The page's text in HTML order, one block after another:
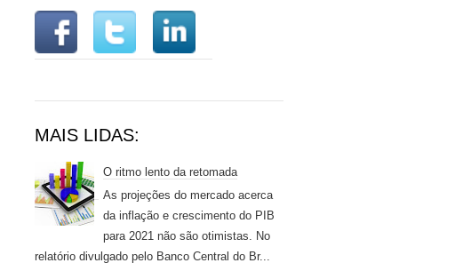
MAIS LIDAS:
O ritmo lento da retomada
As projeções do mercado acerca
da inflação e crescimento do PIB
para 2021 não são otimistas. No
relatório divulgado pelo Banco Central do Br...